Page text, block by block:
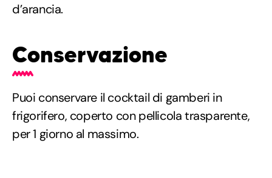
d’arancia.
Conservazione
Puoi conservare il cocktail di gamberi in
frigorifero, coperto con pellicola trasparente,
per 1 giorno al massimo.